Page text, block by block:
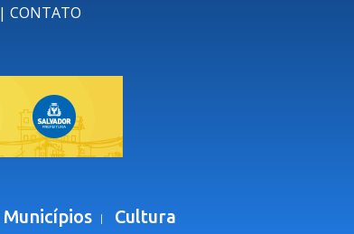
| CONTATO
Cultura